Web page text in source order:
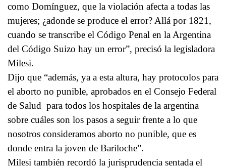
como Domínguez, que la violación afecta a todas las
mujeres; ¿adonde se produce el error? Allá por 1821,
cuando se transcribe el Código Penal en la Argentina
del Código Suizo hay un error”, precisó la legisladora
Milesi.
Dijo que “además, ya a esta altura, hay protocolos para
el aborto no punible, aprobados en el Consejo Federal
de Salud para todos los hospitales de la argentina
sobre cuáles son los pasos a seguir frente a lo que
nosotros consideramos aborto no punible, que es
donde entra la joven de Bariloche”.
Milesi también recordó la jurisprudencia sentada el